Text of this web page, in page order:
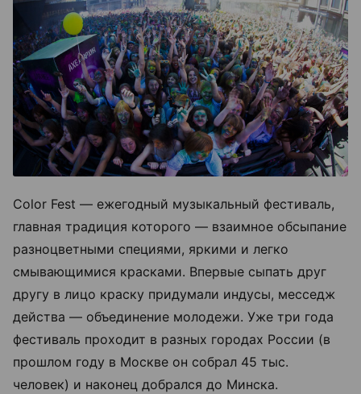
Color Fest — ежегодный музыкальный фестиваль,
главная традиция которого — взаимное обсыпание
разноцветными специями, яркими и легко
смывающимися красками. Впервые сыпать друг
другу в лицо краску придумали индусы, месседж
действа — объединение молодежи. Уже три года
фестиваль проходит в разных городах России (в
прошлом году в Москве он собрал 45 тыс.
человек) и наконец добрался до Минска.